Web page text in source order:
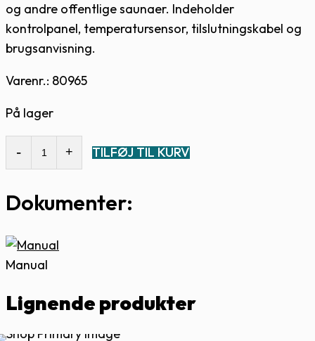
og andre offentlige saunaer. Indeholder
kontrolpanel, temperatursensor, tilslutningskabel og
brugsanvisning.
Varenr.: 80965
På lager
kW
kontrolpanel
quantity
TILFØJ TIL KURV
Dokumenter:
Manual
Lignende produkter